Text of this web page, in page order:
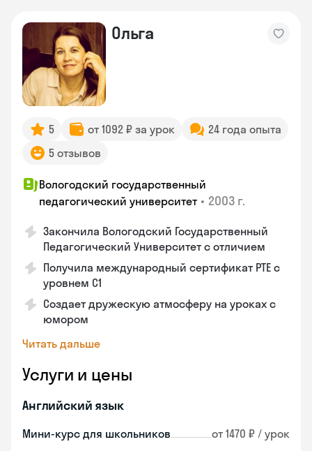
Ольга
5 от 1092 ₽ за урок
24 года опыта
5 отзывов
Вологодский государственный
педагогический университет • 2003 г.
Закончила Вологодский Государственный
Педагогический Университет с отличием
Получила международный сертификат PTE с
уровнем C1
Создает дружескую атмосферу на уроках с
юмором
Читать дальше
Услуги и цены
Английский язык
Мини-курс для школьников от 1470 ₽ / урок